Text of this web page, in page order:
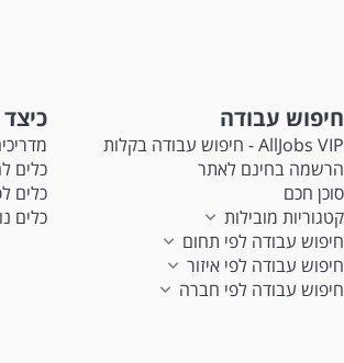
חיפוש עבודה
AllJobs VIP - חיפוש עבודה בקלות
הרשמה בחינם לאתר
סוכן חכם
קטגוריות מובילות
חיפוש עבודה לפי תחום
חיפוש עבודה לפי איזור
חיפוש עבודה לפי חברה
כלים
כלים
כלים